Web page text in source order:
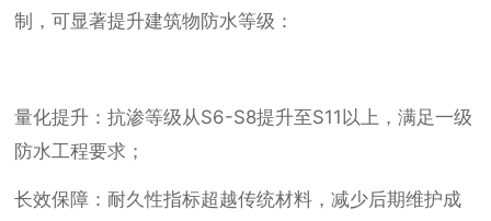
制，可显著提升建筑物防水等级：
量化提升：抗渗等级从S6-S8提升至S11以上，满足一级
防水工程要求；
长效保障：耐久性指标超越传统材料，减少后期维护成